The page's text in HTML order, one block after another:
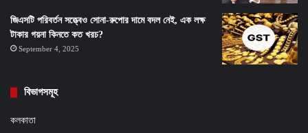
জিএসটি পরিবর্তন সত্ত্বেও সোনা-রুপোর দামে বদল নেই, এক লক্ষ
টাকার গয়না কিনতে কত খরচ?
September 4, 2025
বিভাগসমূহ
কলকাতা